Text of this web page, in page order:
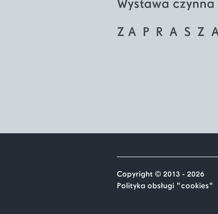
Wystawa
Z A P R A S Z
Copyright © 2013 - 2026
Polityka obsługi "cookies"